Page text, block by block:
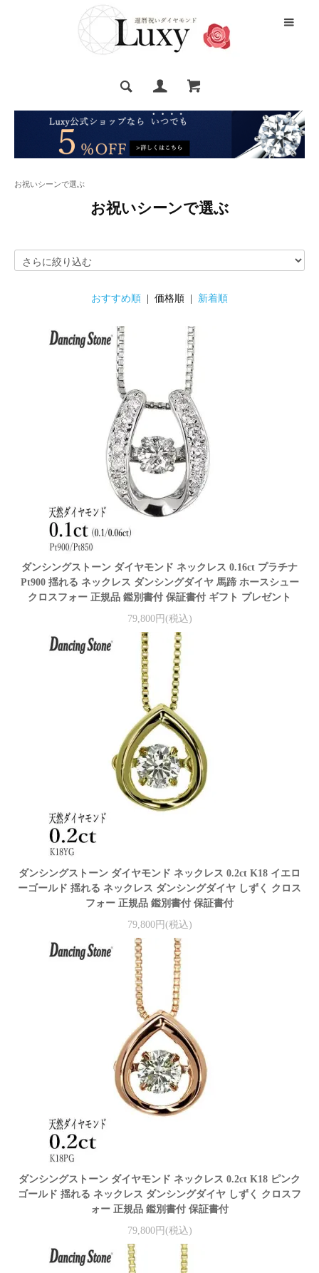
お祝いシーンで選ぶ
お祝いシーンで選ぶ
おすすめ順 | 価格順 | 新着順
ダンシングストーン ダイヤモンド ネックレス 0.16ct プラチナ
Pt900 揺れる ネックレス ダンシングダイヤ 馬蹄 ホースシュー
クロスフォー 正規品 鑑別書付 保証書付 ギフト プレゼント
79,800円(税込)
ダンシングストーン ダイヤモンド ネックレス 0.2ct K18 イエロ
ーゴールド 揺れる ネックレス ダンシングダイヤ しずく クロス
フォー 正規品 鑑別書付 保証書付
79,800円(税込)
ダンシングストーン ダイヤモンド ネックレス 0.2ct K18 ピンク
ゴールド 揺れる ネックレス ダンシングダイヤ しずく クロスフ
ォー 正規品 鑑別書付 保証書付
79,800円(税込)